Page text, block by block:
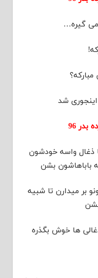
96
ذغال واسه خودشون
باباهاشون بشن
بر میدارن تا شبیه
ها خوش بگذره